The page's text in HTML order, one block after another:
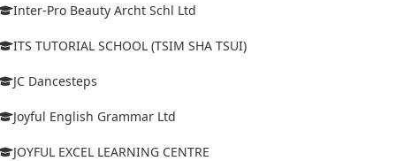
Inter-Pro Beauty Archt Schl Ltd
ITS TUTORIAL SCHOOL (TSIM SHA TSUI)
JC Dancesteps
Joyful English Grammar Ltd
JOYFUL EXCEL LEARNING CENTRE